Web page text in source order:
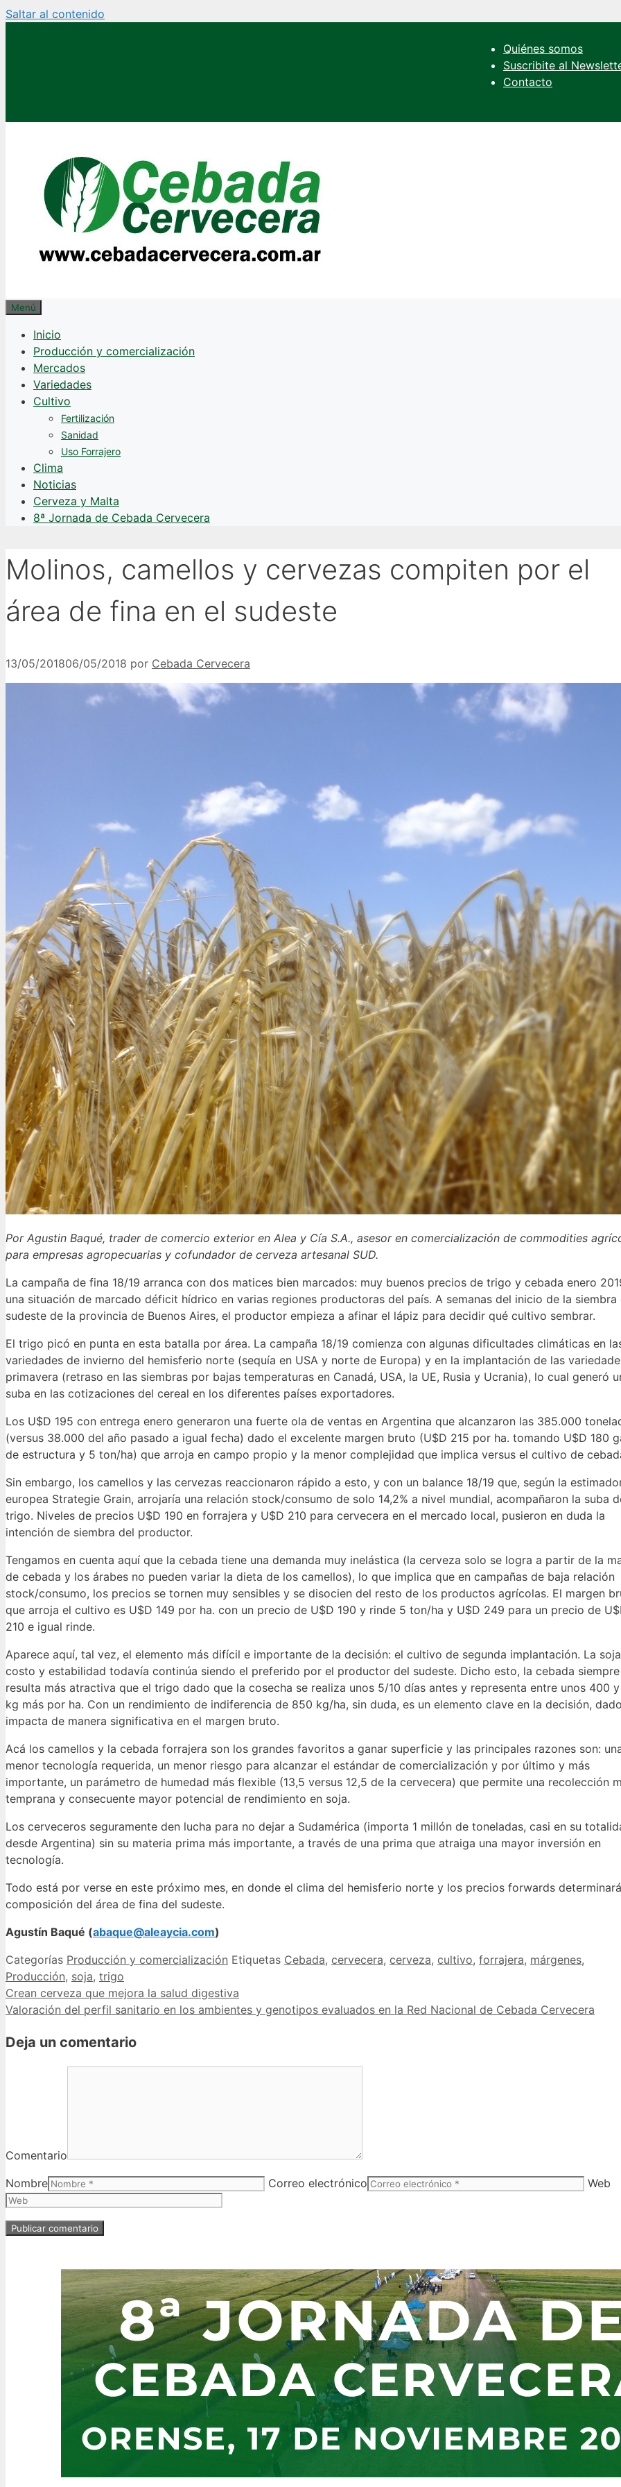
Saltar al contenido
Quiénes somos
Suscribite al
Contacto
Menú
Inicio
Producción y comercialización
Mercados
Variedades
Cultivo
Fertilización
Sanidad
Uso Forrajero
Clima
Noticias
Cerveza y Malta
8ª Jornada de Cebada Cervecera
Molinos, camellos y cervezas compiten por el
área de fina en el sudeste
13/05/201806/05/2018 por Cebada Cervecera
Por Agustin Baqué, trader de comercio exterior en Alea y Cía S.A., asesor en comercialización de commodities
para empresas agropecuarias y cofundador de cerveza artesanal SUD.
La campaña de fina 18/19 arranca con dos matices bien marcados: muy buenos precios de trigo y cebada enero
una situación de marcado déficit hídrico en varias regiones productoras del país. A semanas del inicio de la siembra
sudeste de la provincia de Buenos Aires, el productor empieza a afinar el lápiz para decidir qué cultivo sembrar.
El trigo picó en punta en esta batalla por área. La campaña 18/19 comienza con algunas dificultades climáticas en
variedades de invierno del hemisferio norte (sequía en USA y norte de Europa) y en la implantación de las
primavera (retraso en las siembras por bajas temperaturas en Canadá, USA, la UE, Rusia y Ucrania), lo cual generó
suba en las cotizaciones del cereal en los diferentes países exportadores.
Los U$D 195 con entrega enero generaron una fuerte ola de ventas en Argentina que alcanzaron las 385.000
(versus 38.000 del año pasado a igual fecha) dado el excelente margen bruto (U$D 215 por ha. tomando U$D 180
de estructura y 5 ton/ha) que arroja en campo propio y la menor complejidad que implica versus el cultivo de
Sin embargo, los camellos y las cervezas reaccionaron rápido a esto, y con un balance 18/19 que, según la
europea Strategie Grain, arrojaría una relación stock/consumo de solo 14,2% a nivel mundial, acompañaron la suba
trigo. Niveles de precios U$D 190 en forrajera y U$D 210 para cervecera en el mercado local, pusieron en duda la
intención de siembra del productor.
Tengamos en cuenta aquí que la cebada tiene una demanda muy inelástica (la cerveza solo se logra a partir de la
de cebada y los árabes no pueden variar la dieta de los camellos), lo que implica que en campañas de baja relación
stock/consumo, los precios se tornen muy sensibles y se disocien del resto de los productos agrícolas. El margen
que arroja el cultivo es U$D 149 por ha. con un precio de U$D 190 y rinde 5 ton/ha y U$D 249 para un precio de
210 e igual rinde.
Aparece aquí, tal vez, el elemento más difícil e importante de la decisión: el cultivo de segunda implantación. La
costo y estabilidad todavía continúa siendo el preferido por el productor del sudeste. Dicho esto, la cebada siempre
resulta más atractiva que el trigo dado que la cosecha se realiza unos 5/10 días antes y representa entre unos 400
kg más por ha. Con un rendimiento de indiferencia de 850 kg/ha, sin duda, es un elemento clave en la decisión,
impacta de manera significativa en el margen bruto.
Acá los camellos y la cebada forrajera son los grandes favoritos a ganar superficie y las principales razones son:
menor tecnología requerida, un menor riesgo para alcanzar el estándar de comercialización y por último y más
importante, un parámetro de humedad más flexible (13,5 versus 12,5 de la cervecera) que permite una recolección
temprana y consecuente mayor potencial de rendimiento en soja.
Los cerveceros seguramente den lucha para no dejar a Sudamérica (importa 1 millón de toneladas, casi en su
desde Argentina) sin su materia prima más importante, a través de una prima que atraiga una mayor inversión en
tecnología.
Todo está por verse en este próximo mes, en donde el clima del hemisferio norte y los precios forwards
composición del área de fina del sudeste.
Agustín Baqué (abaque@aleaycia.com)
Categorías Producción y comercialización Etiquetas Cebada, cervecera, cerveza, cultivo, forrajera, márgenes,
Producción, soja, trigo
Crean cerveza que mejora la salud digestiva
Valoración del perfil sanitario en los ambientes y genotipos evaluados en la Red Nacional de Cebada Cervecera
Deja un comentario
Comentario
Nombre
Correo electrónico Web